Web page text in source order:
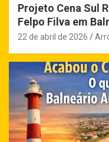
Projeto Cena Sul
Felpo Filva em
22 de abril de 2026